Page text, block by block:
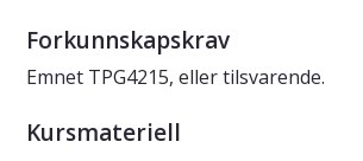
Forkunnskapskrav
Emnet TPG4215, eller tilsvarende.
Kursmateriell